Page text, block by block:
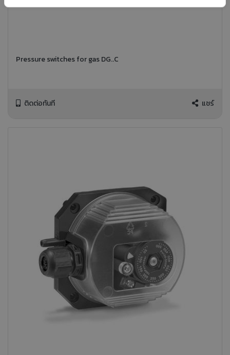
Pressure switches for gas DG..C
ติดต่อทันที แชร์